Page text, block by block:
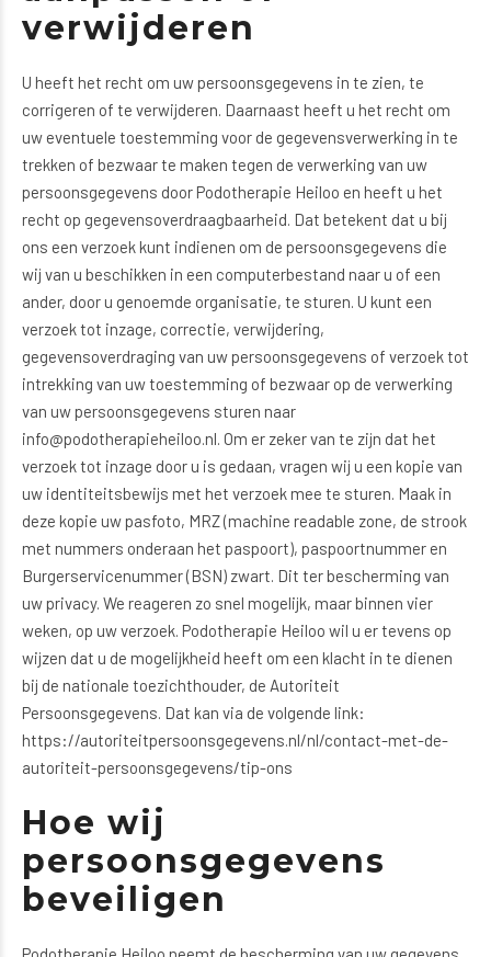
verwijderen
U heeft het recht om uw persoonsgegevens in te zien, te
corrigeren of te verwijderen. Daarnaast heeft u het recht om
uw eventuele toestemming voor de gegevensverwerking in te
trekken of bezwaar te maken tegen de verwerking van uw
persoonsgegevens door Podotherapie Heiloo en heeft u het
recht op gegevensoverdraagbaarheid. Dat betekent dat u bij
ons een verzoek kunt indienen om de persoonsgegevens die
wij van u beschikken in een computerbestand naar u of een
ander, door u genoemde organisatie, te sturen. U kunt een
verzoek tot inzage, correctie, verwijdering,
gegevensoverdraging van uw persoonsgegevens of verzoek tot
intrekking van uw toestemming of bezwaar op de verwerking
van uw persoonsgegevens sturen naar
info@podotherapieheiloo.nl. Om er zeker van te zijn dat het
verzoek tot inzage door u is gedaan, vragen wij u een kopie van
uw identiteitsbewijs met het verzoek mee te sturen. Maak in
deze kopie uw pasfoto, MRZ (machine readable zone, de strook
met nummers onderaan het paspoort), paspoortnummer en
Burgerservicenummer (BSN) zwart. Dit ter bescherming van
uw privacy. We reageren zo snel mogelijk, maar binnen vier
weken, op uw verzoek. Podotherapie Heiloo wil u er tevens op
wijzen dat u de mogelijkheid heeft om een klacht in te dienen
bij de nationale toezichthouder, de Autoriteit
Persoonsgegevens. Dat kan via de volgende link:
https://autoriteitpersoonsgegevens.nl/nl/contact-met-de-
autoriteit-persoonsgegevens/tip-ons
Hoe wij
persoonsgegevens
beveiligen